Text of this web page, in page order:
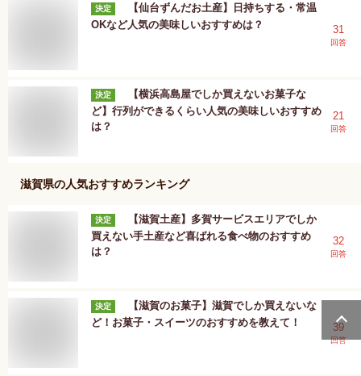
決定
【仙台ずんだお土産】日持ちする・常温
OKなど人気の美味しいおすすめは？
31
回答
決定
【横浜高島屋でしか買えないお菓子な
ど】行列ができるくらい人気の美味しいおすすめ
は？
21
回答
滋賀県の人気おすすめランキング
決定
【滋賀土産】多賀サービスエリアでしか
買えない手土産など喜ばれる食べ物のおすすめ
は？
32
回答
決定
【滋賀のお菓子】滋賀でしか買えないな
ど！お菓子・スイーツのおすすめを教えて！
39
回答